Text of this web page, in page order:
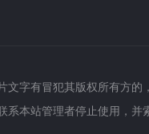
字有冒犯其版权所有方
本站管理者停止使用，